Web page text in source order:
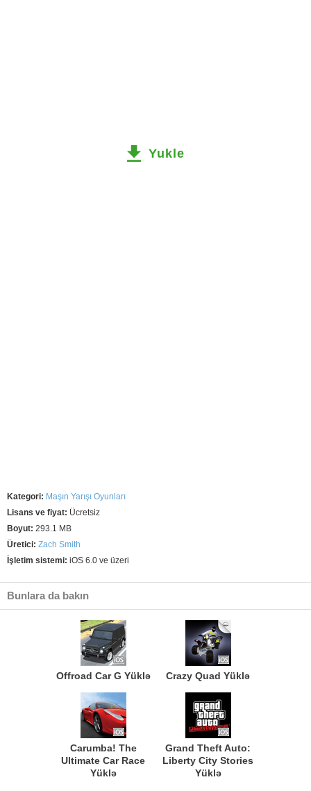
Yukle
Kategori: Maşın Yarışı Oyunları
Lisans ve fiyat: Ücretsiz
Boyut: 293.1 MB
Üretici: Zach Smith
İşletim sistemi: iOS 6.0 ve üzeri
Bunlara da bakın
Offroad Car G Yüklə Crazy Quad Yüklə
Carumba! The
Ultimate Car Race
Yüklə
Grand Theft Auto:
Liberty City Stories
Yüklə